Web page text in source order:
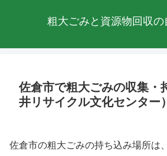
粗大ごみと資源物回収の
佐倉市で粗大ごみの収集・
井リサイクル文化センター）
佐倉市の粗大ごみの持ち込み場所は